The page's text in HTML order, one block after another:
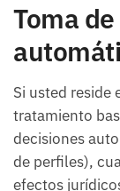
Toma
Si usted reside
tratamiento
decisiones
de perfiles),
efectos